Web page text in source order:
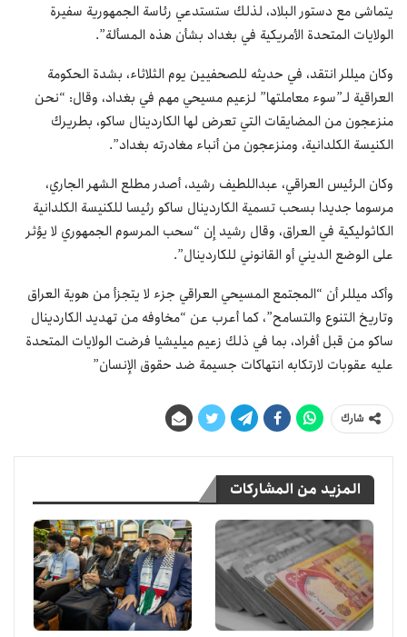
يتماشى مع دستور البلاد، لذلك ستستدعي رئاسة الجمهورية سفيرة
الولايات المتحدة الأمريكية في بغداد بشأن هذه المسألة”.
وكان ميللر انتقد، في حديثه للصحفيين يوم الثلاثاء، بشدة الحكومة
العراقية لـ”سوء معاملتها” لزعيم مسيحي مهم في بغداد، وقال: “نحن
منزعجون من المضايقات التي تعرض لها الكاردينال ساكو، بطريرك
الكنيسة الكلدانية، ومنزعجون من أنباء مغادرته بغداد”.
وكان الرئيس العراقي، عبداللطيف رشيد، أصدر مطلع الشهر الجاري،
مرسوما جديدا بسحب تسمية الكاردينال ساكو رئيسا للكنيسة الكلدانية
الكاثوليكية في العراق، وقال رشيد إن “سحب المرسوم الجمهوري لا يؤثر
على الوضع الديني أو القانوني للكاردينال”.
وأكد ميللر أن “المجتمع المسيحي العراقي جزء لا يتجزأ من هوية العراق
وتاريخ التنوع والتسامح”، كما أعرب عن “مخاوفه من تهديد الكاردينال
ساكو من قبل أفراد، بما في ذلك زعيم ميليشيا فرضت الولايات المتحدة
عليه عقوبات لارتكابه انتهاكات جسيمة ضد حقوق الإنسان”
شارك
المزيد من المشاركات